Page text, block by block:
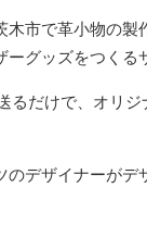
木市で革小物の
グッズをつくる
るだけで、オリ
のデザイナーが